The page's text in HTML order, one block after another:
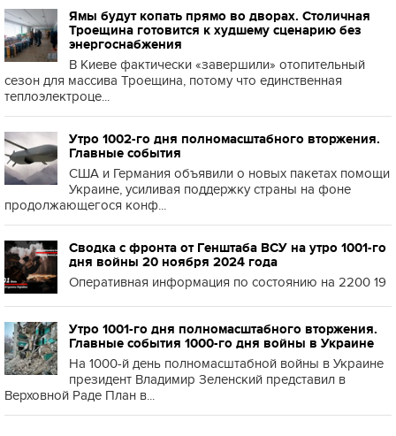
Ямы будут копать прямо во дворах. Столичная
Троещина готовится к худшему сценарию без
энергоснабжения
В Киеве фактически «завершили» отопительный
сезон для массива Троещина, потому что единственная
теплоэлектроце...
Утро 1002-го дня полномасштабного вторжения.
Главные события
США и Германия объявили о новых пакетах помощи
Украине, усиливая поддержку страны на фоне
продолжающегося конф...
Сводка с фронта от Генштаба ВСУ на утро 1001-го
дня войны 20 ноября 2024 года
Оперативная информация по состоянию на 2200 19
Утро 1001-го дня полномасштабного вторжения.
Главные события 1000-го дня войны в Украине
На 1000-й день полномасштабной войны в Украине
президент Владимир Зеленский представил в
Верховной Раде План в...